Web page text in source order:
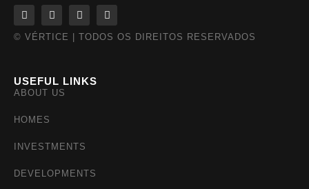
© VÉRTICE | TODOS OS DIREITOS RESERVADOS
USEFUL LINKS
ABOUT US
HOMES
INVESTMENTS
DEVELOPMENTS